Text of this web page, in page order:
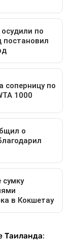
Таиланда: